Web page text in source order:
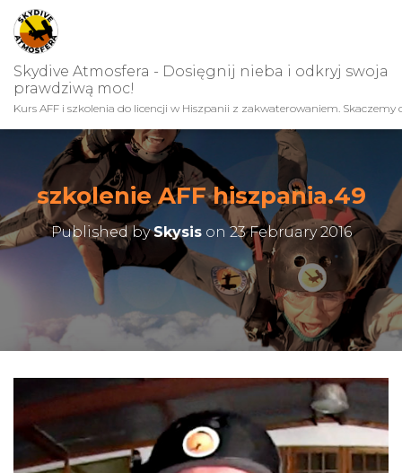
Skydive Atmosfera - Dosięgnij nieba i odkryj swoja
prawdziwą moc!
Kurs AFF i szkolenia do licencji w Hiszpanii z zakwaterowaniem. Skaczemy
szkolenie AFF hiszpania.49
Published bySkysison23 February 2016